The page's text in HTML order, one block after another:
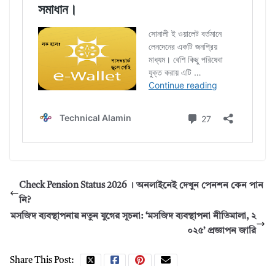
Check Pension Status 2026 । অনলাইনেই দেখুন পেনশন কেন পান
নি?
মসজিদ ব্যবস্থাপনায় নতুন যুগের সূচনা: ‘মসজিদ ব্যবস্থাপনা নীতিমালা, ২
০২৫’ প্রজ্ঞাপন জারি
Share This Post: